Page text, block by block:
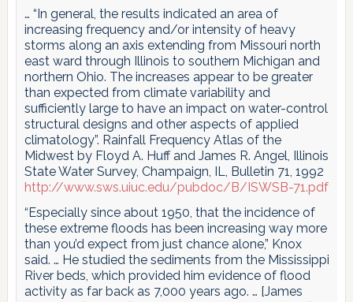
… “In general, the results indicated an area of
increasing frequency and/or intensity of heavy
storms along an axis extending from Missouri north
east ward through Illinois to southern Michigan and
northern Ohio. The increases appear to be greater
than expected from climate variability and
sufficiently large to have an impact on water-control
structural designs and other aspects of applied
climatology”. Rainfall Frequency Atlas of the
Midwest by Floyd A. Huff and James R. Angel, Illinois
State Water Survey, Champaign, IL, Bulletin 71, 1992
http://www.sws.uiuc.edu/pubdoc/B/ISWSB-71.pdf
“Especially since about 1950, that the incidence of
these extreme floods has been increasing way more
than you’d expect from just chance alone,” Knox
said. … He studied the sediments from the Mississippi
River beds, which provided him evidence of flood
activity as far back as 7,000 years ago. … [James